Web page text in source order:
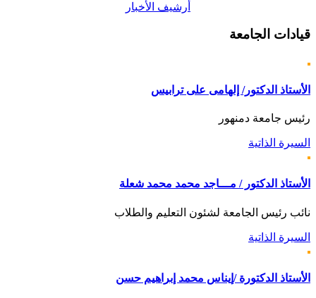
أرشيف الأخبار
قيادات الجامعة
الأستاذ الدكتور/ إلهامى على ترابيس
رئيس جامعة دمنهور
السيرة الذاتية
الأستاذ الدكتور / مـــاجد محمد محمد شعلة
نائب رئيس الجامعة لشئون التعليم والطلاب
السيرة الذاتية
الأستاذ الدكتورة /إيناس محمد إبراهيم حسن